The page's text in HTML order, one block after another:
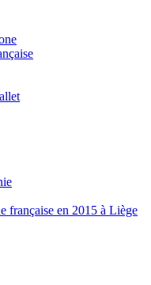
française en 2015 à Liège